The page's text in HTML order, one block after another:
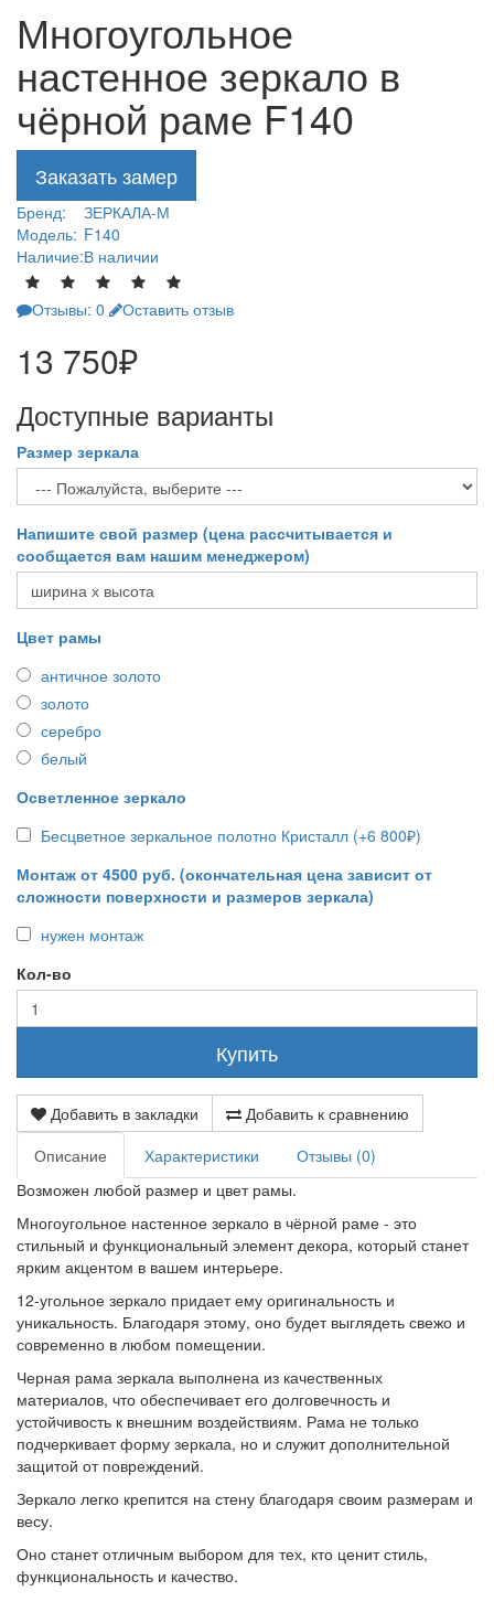
Многоугольное
настенное зеркало в
чёрной раме F140
Заказать замер
Бренд:
ЗЕРКАЛА-М
Модель: F140
Наличие:В наличии
Отзывы: 0 Оставить отзыв
13 750₽
Доступные варианты
Размер зеркала
Напишите свой размер (цена рассчитывается и
сообщается вам нашим менеджером)
Цвет рамы
античное золото
золото
серебро
белый
Осветленное зеркало
Бесцветное зеркальное полотно Кристалл (+6 800₽)
Монтаж от 4500 руб. (окончательная цена зависит от
сложности поверхности и размеров зеркала)
нужен монтаж
Кол-во
Купить
Добавить в закладки
Добавить к сравнению
Описание
Характеристики
Отзывы (0)
Возможен любой размер и цвет рамы.
Многоугольное настенное зеркало в чёрной раме - это
стильный и функциональный элемент декора, который станет
ярким акцентом в вашем интерьере.
12-угольное зеркало придает ему оригинальность и
уникальность. Благодаря этому, оно будет выглядеть свежо и
современно в любом помещении.
Черная рама зеркала выполнена из качественных
материалов, что обеспечивает его долговечность и
устойчивость к внешним воздействиям. Рама не только
подчеркивает форму зеркала, но и служит дополнительной
защитой от повреждений.
Зеркало легко крепится на стену благодаря своим размерам и
весу.
Оно станет отличным выбором для тех, кто ценит стиль,
функциональность и качество.